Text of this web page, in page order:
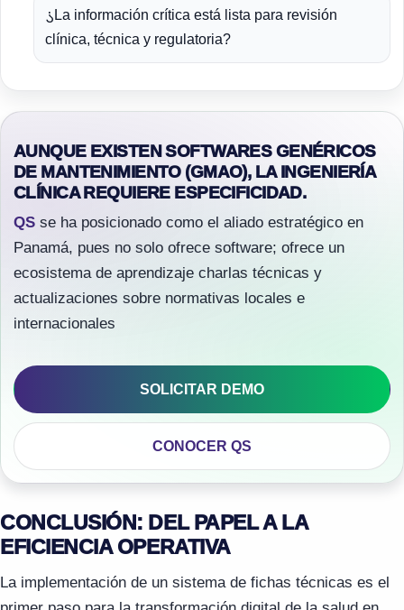
¿ La información crítica está lista para revisión
clínica, técnica y regulatoria?
AUNQUE EXISTEN SOFTWARES GENÉRICOS
DE MANTENIMIENTO (GMAO), LA INGENIERÍA
CLÍNICA REQUIERE ESPECIFICIDAD.
QS se ha posicionado como el aliado estratégico en
Panamá, pues no solo ofrece software; ofrece un
ecosistema de aprendizaje charlas técnicas y
actualizaciones sobre normativas locales e
internacionales
SOLICITAR DEMO
CONOCER QS
CONCLUSIÓN: DEL PAPEL A LA
EFICIENCIA OPERATIVA
La implementación de un sistema de fichas técnicas es el